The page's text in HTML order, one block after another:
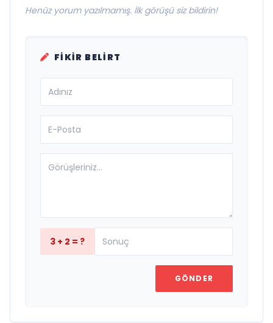
Henüz yorum yazılmamış. İlk görüşü siz bildirin!
FIKIR BELIRT
3 + 2 = ?
GÖNDER